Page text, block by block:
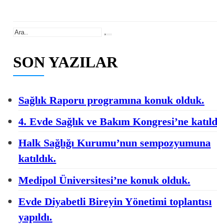
Ara
SON YAZILAR
Sağlık Raporu programına konuk olduk.
4. Evde Sağlık ve Bakım Kongresi’ne
Halk Sağlığı Kurumu’nun sempozyumuna
katıldık.
Medipol Üniversitesi’ne konuk olduk.
Evde Diyabetli Bireyin Yönetimi toplantısı
yapıldı.